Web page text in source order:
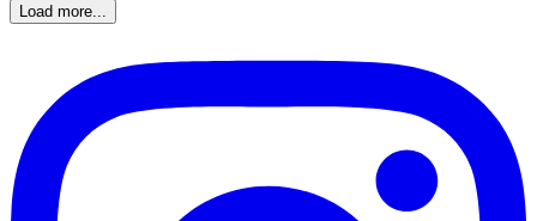
Load more...